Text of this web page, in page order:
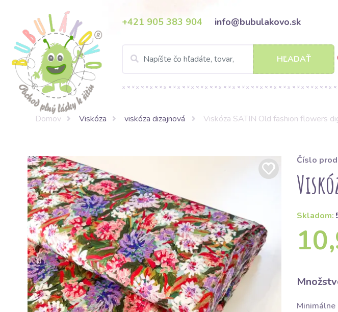
+421 905 383 904 info@bubulakovo.sk
HĽADAŤ
Domov Viskóza viskóza dizajnová Viskóza SATIN Old fashion flowers
Číslo
Skladom:
Minimálne